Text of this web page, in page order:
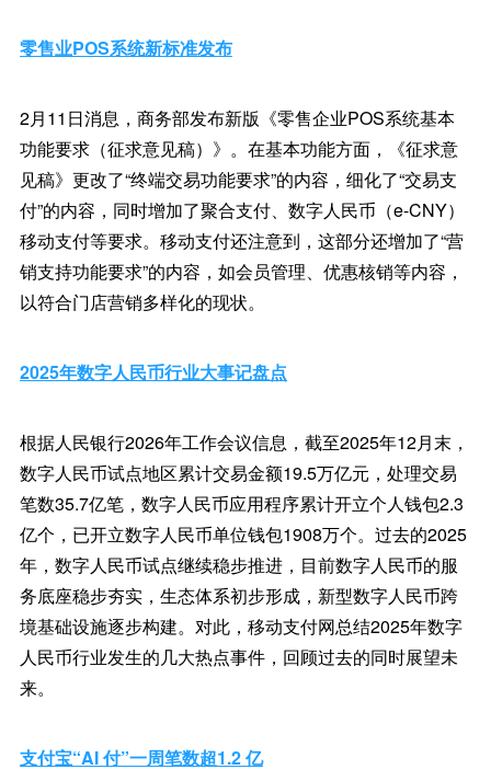
零售业POS系统新标准发布
2月11日消息，商务部发布新版《零售企业POS系统基本
功能要求（征求意见稿）》。在基本功能方面，《征求意
见稿》更改了“终端交易功能要求”的内容，细化了“交易支
付”的内容，同时增加了聚合支付、数字人民币（e-CNY）
移动支付等要求。移动支付还注意到，这部分还增加了“营
销支持功能要求”的内容，如会员管理、优惠核销等内容，
以符合门店营销多样化的现状。
2025年数字人民币行业大事记盘点
根据人民银行2026年工作会议信息，截至2025年12月末，
数字人民币试点地区累计交易金额19.5万亿元，处理交易
笔数35.7亿笔，数字人民币应用程序累计开立个人钱包2.3
亿个，已开立数字人民币单位钱包1908万个。过去的2025
年，数字人民币试点继续稳步推进，目前数字人民币的服
务底座稳步夯实，生态体系初步形成，新型数字人民币跨
境基础设施逐步构建。对此，移动支付网总结2025年数字
人民币行业发生的几大热点事件，回顾过去的同时展望未
来。
支付宝“AI 付”一周笔数超1.2 亿